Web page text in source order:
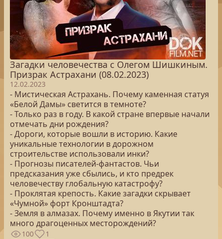
Загадки человечества с Олегом Шишкиным.
Призрак Астрахани (08.02.2023)
12.02.2023
- Мистическая Астрахань. Почему каменная статуя
«Белой Дамы» светится в темноте?
- Только раз в году. В какой стране впервые начали
отмечать дни рождения?
- Дороги, которые вошли в историю. Какие
уникальные технологии в дорожном
строительстве использовали инки?
- Прогнозы писателей-фантастов. Чьи
предсказания уже сбылись, и кто предрек
человечеству глобальную катастрофу?
- Проклятая крепость. Какие загадки скрывает
«Чумной» форт Кронштадта?
- Земля в алмазах. Почему именно в Якутии так
много драгоценных месторождений?
100 1